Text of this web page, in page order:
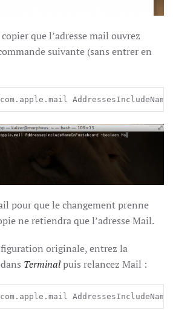
que l’adresse mail ouvrez
suivante (sans entrer en
pour que le changement prenne
ne retiendra que l’adresse Mail.
originale, entrez la
Terminalpuis relancez Mail :